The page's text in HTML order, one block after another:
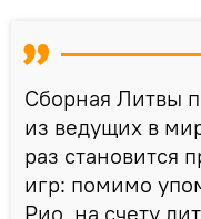
Сборная Литвы
из ведущих в
раз становится
игр: помимо
Рио, на счету